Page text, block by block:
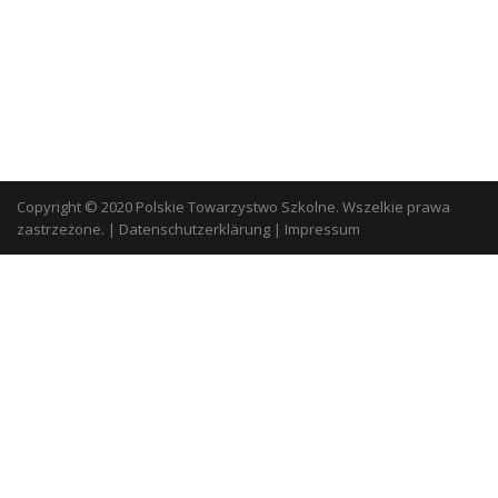
Copyright © 2020 Polskie Towarzystwo Szkolne. Wszelkie prawa
zastrzeżone. | Datenschutzerklärung | Impressum